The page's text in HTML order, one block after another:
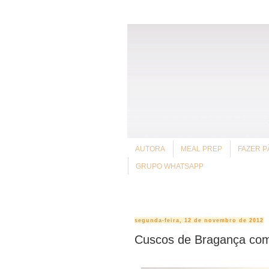
AUTORA MEAL PREP FAZER
GRUPO WHATSAPP
segunda-feira, 12 de novembro de 2012
Cuscos de Bragança